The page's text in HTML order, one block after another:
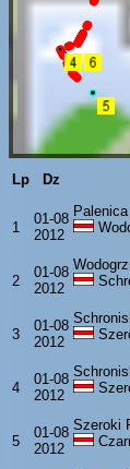
Lp Dz
1
01-08
2012
2
01-08
2012
3
01-08
2012
4
01-08
2012
5
01-08
2012
Szeroki